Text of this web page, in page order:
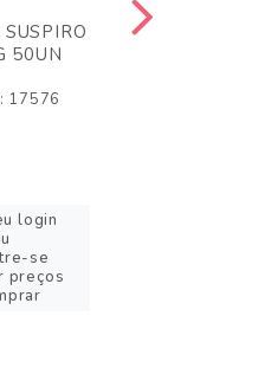
50UN
17576
login
se
preços